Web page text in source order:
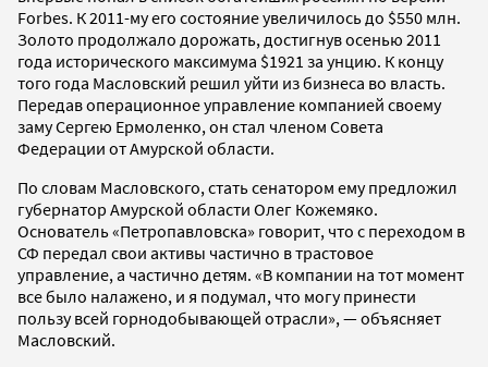
Forbes. К 2011-му его состояние увеличилось до $550 млн.
Золото продолжало дорожать, достигнув осенью 2011
года исторического максимума $1921 за унцию. К концу
того года Масловский решил уйти из бизнеса во власть.
Передав операционное управление компанией своему
заму Сергею Ермоленко, он стал членом Совета
Федерации от Амурской области.
По словам Масловского, стать сенатором ему предложил
губернатор Амурской области Олег Кожемяко.
Основатель «Петропавловска» говорит, что с переходом в
СФ передал свои активы частично в трастовое
управление, а частично детям. «В компании на тот момент
все было налажено, и я подумал, что могу принести
пользу всей горнодобывающей отрасли», — объясняет
Масловский.